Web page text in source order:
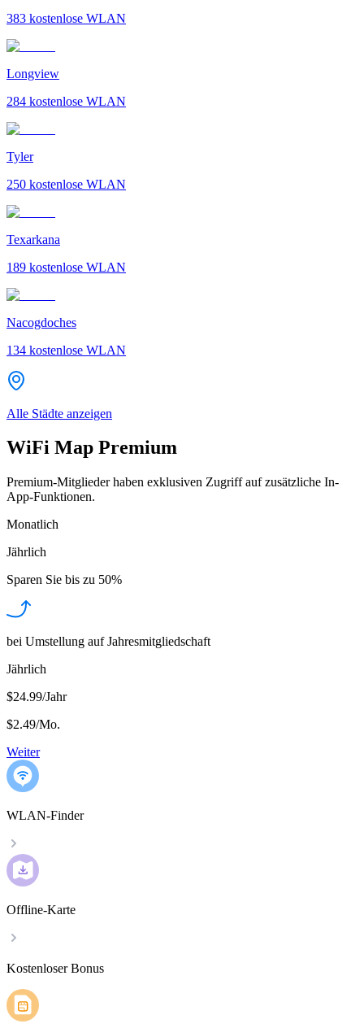
383 kostenlose WLAN
Longview
284 kostenlose WLAN
Tyler
250 kostenlose WLAN
Texarkana
189 kostenlose WLAN
Nacogdoches
134 kostenlose WLAN
Alle Städte anzeigen
WiFi Map Premium
Premium-Mitglieder haben exklusiven Zugriff auf zusätzliche In-
App-Funktionen.
Monatlich
Jährlich
Sparen Sie bis zu 50%
bei Umstellung auf Jahresmitgliedschaft
Jährlich
$24.99/Jahr
$2.49/Mo.
Weiter
WLAN-Finder
Offline-Karte
Kostenloser Bonus